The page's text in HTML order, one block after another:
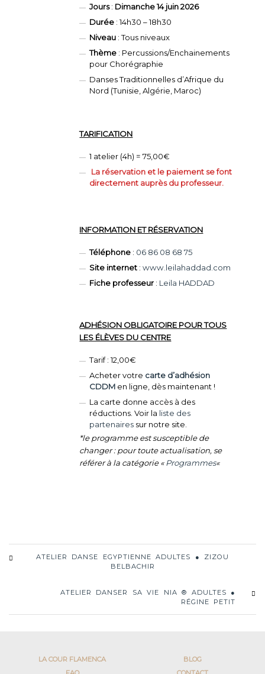
Jours: Dimanche 14 juin 2026
Durée : 14h30 – 18h30
Niveau : Tous niveaux
Thème : Percussions/Enchainements
pour Chorégraphie
Danses Traditionnelles d’Afrique du
Nord (Tunisie, Algérie, Maroc)
TARIFICATION
1 atelier (4h) = 75,00€
La réservation et le paiement se font
directement auprès du professeur.
INFORMATION ET RÉSERVATION
Téléphone : 06 86 08 68 75
Site internet :www.leilahaddad.com
Fiche professeur : Leila HADDAD
ADHÉSION OBLIGATOIRE POUR TOUS
LES ÉLÈVES DU CENTRE
Tarif : 12,00€
Acheter votre carte d’adhésion
CDDM en ligne, dès maintenant !
La carte donne accès à des
réductions. Voir la liste des
partenaires sur notre site.
*le programme est susceptible de
changer : pour toute actualisation, se
référer à la catégorie «Programmes«
ATELIER DANSE EGYPTIENNE ADULTES ● ZIZOU
BELBACHIR
ATELIER DANSER SA VIE NIA ® ADULTES ●
RÉGINE PETIT
LA COUR FLAMENCA
BLOG